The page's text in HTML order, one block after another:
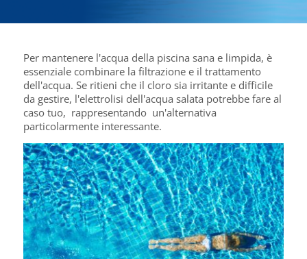
Per mantenere l'acqua della piscina sana e limpida, è
essenziale combinare la filtrazione e il trattamento
dell'acqua. Se ritieni che il cloro sia irritante e difficile
da gestire, l'elettrolisi dell'acqua salata potrebbe fare al
caso tuo, rappresentando un'alternativa
particolarmente interessante.